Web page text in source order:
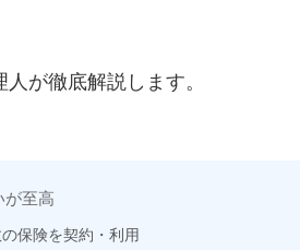
が徹底解説します。
が至高
保険を契約・利用